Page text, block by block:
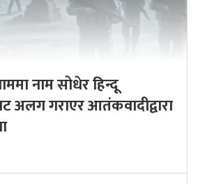
नाम सोधेर हिन्दू
अलग गराएर आतंकवादीद्वारा